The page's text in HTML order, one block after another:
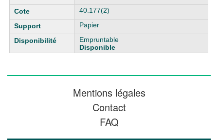
40.177(2)
Papier
Empruntable
Disponible
Mentions légales
Contact
FAQ